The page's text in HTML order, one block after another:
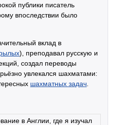
публики писатель
впоследствии было
вклад в
), преподавал русскую и
создал переводы
увлекался шахматами:
шахматных задач
в Англии, где я изучал